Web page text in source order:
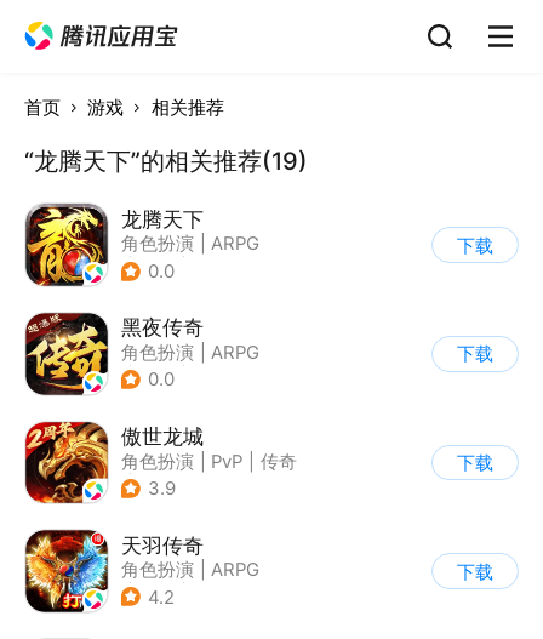
首页 游戏 相关推荐
“龙腾天下”的相关推荐(19)
龙腾天下
角色扮演
ARPG
| 奇幻
0.0
下载
黑夜传奇
角色扮演
ARPG
| 传奇
0.0
下载
傲世龙城
角色扮演 PvP
传奇
| 千人同屏
3.9
下载
天羽传奇
角色扮演
ARPG
| 传奇
4.2
下载